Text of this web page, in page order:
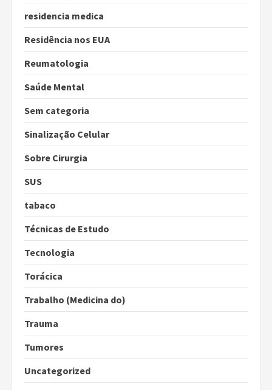
residencia medica
Residência nos EUA
Reumatologia
Saúde Mental
Sem categoria
Sinalização Celular
Sobre Cirurgia
SUS
tabaco
Técnicas de Estudo
Tecnologia
Torácica
Trabalho (Medicina do)
Trauma
Tumores
Uncategorized